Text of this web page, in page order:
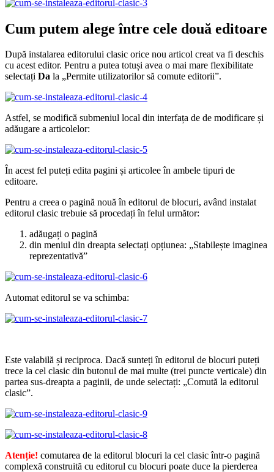
Cum putem alege între cele două editoare
După instalarea editorului clasic orice nou articol creat va fi deschis
cu acest editor. Pentru a putea totuși avea o mai mare flexibilitate
selectați Da la „Permite utilizatorilor să comute editorii”.
Astfel, se modifică submeniul local din interfața de de modificare și
adăugare a articolelor:
În acest fel puteți edita pagini și articolee în ambele tipuri de
editoare.
Pentru a creea o pagină nouă în editorul de blocuri, având instalat
editorul clasic trebuie să procedați în felul următor:
adăugați o pagină
din meniul din dreapta selectați opțiunea: „Stabilește imaginea
reprezentativă”
Automat editorul se va schimba:
Este valabilă și reciproca. Dacă sunteți în editorul de blocuri puteți
trece la cel clasic din butonul de mai multe (trei puncte verticale) din
partea sus-dreapta a paginii, de unde selectați: „Comută la editorul
clasic”.
Atenție! comutarea de la editorul blocuri la cel clasic într-o pagină
complexă construită cu editorul cu blocuri poate duce la pierderea